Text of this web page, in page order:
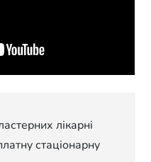
лікарні
стаціонарну